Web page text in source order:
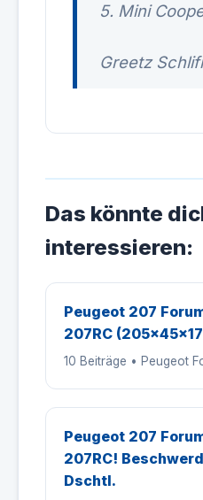
5. Mini
Greetz Schlifi
Das könnte
interessieren:
Peugeot 207
207RC
10 Beiträge • Peugeot
Peugeot 207
207RC!
Dschtl.